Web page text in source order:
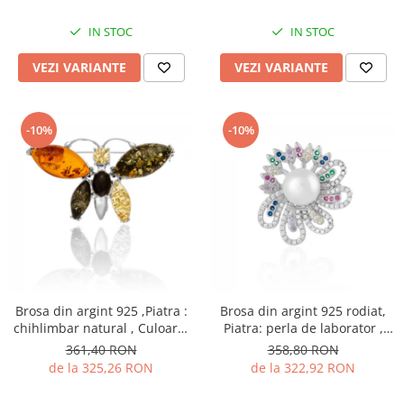
IN STOC
VEZI VARIANTE
IN STOC
VEZI VARIANTE
-10%
Brosa din argint 925 ,Piatra :
chihlimbar natural , Culoare:
multicolor
361,40 RON
de la 325,26 RON
-10%
Brosa din argint 925 rodiat,
Piatra: perla de laborator ,
zirconia fatetata si cubic
zirconia , Culoare: multicolor
358,80 RON
de la 322,92 RON